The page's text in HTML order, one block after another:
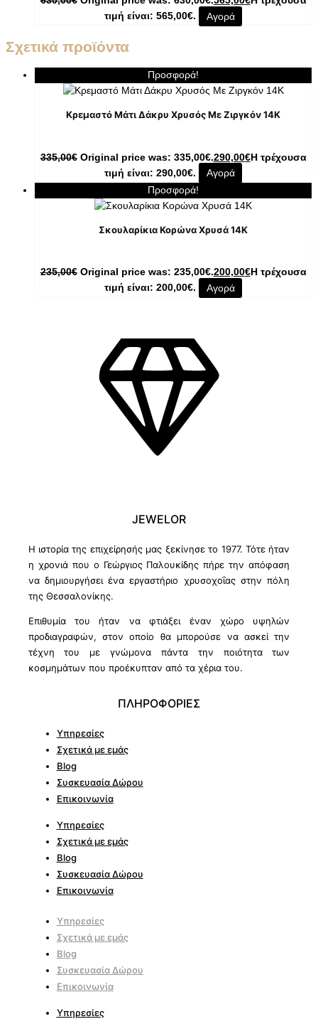
τιμή είναι: 565,00€.
Αγορά
Σχετικά προϊόντα
Προσφορά!
Κρεμαστό Μάτι Δάκρυ Χρυσός Με Ζιργκόν 14K
335,00€ Original price was: 335,00€.290,00€Η τρέχουσα
τιμή είναι: 290,00€.
Αγορά
Προσφορά!
Σκουλαρίκια Κορώνα Χρυσά 14K
235,00€ Original price was: 235,00€.200,00€Η τρέχουσα
τιμή είναι: 200,00€.
Αγορά
JEWELOR
Η ιστορία της επιχείρησής μας ξεκίνησε το 1977. Τότε ήταν
η χρονιά που ο Γεώργιος Παλουκίδης πήρε την απόφαση
να δημιουργήσει ένα εργαστήριο χρυσοχοΐας στην πόλη
της Θεσσαλονίκης.
Επιθυμία του ήταν να φτιάξει έναν χώρο υψηλών
προδιαγραφών, στον οποίο θα μπορούσε να ασκεί την
τέχνη του με γνώμονα πάντα την ποιότητα των
κοσμημάτων που προέκυπταν από τα χέρια του.
ΠΛΗΡΟΦΟΡΙΕΣ
Υπηρεσίες
Σχετικά με εμάς
Blog
Συσκευασία Δώρου
Επικοινωνία
Υπηρεσίες
Σχετικά με εμάς
Blog
Συσκευασία Δώρου
Επικοινωνία
Υπηρεσίες
Σχετικά με εμάς
Blog
Συσκευασία Δώρου
Επικοινωνία
Υπηρεσίες